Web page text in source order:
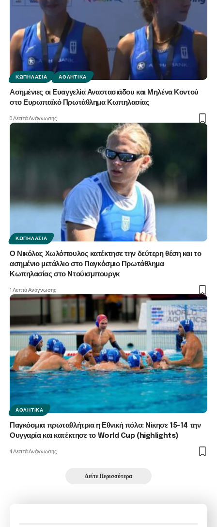
ΚΩΠΗΛΑΣΊΑ ΑΘΛΗΤΙΚΆ
Ασημένιες οι Ευαγγελία Αναστασιάδου και Μηλένα Κοντού
στο Ευρωπαϊκό Πρωτάθλημα Κωπηλασίας
0 Λεπτά Ανάγνωσης
ΚΩΠΗΛΑΣΊΑ
Ο Νικόλας Χωλόπουλος κατέκτησε την δεύτερη θέση και το
ασημένιο μετάλλιο στο Παγκόσμιο Πρωτάθλημα
Κωπηλασίας στο Ντούισμπουργκ
1 Λεπτά Ανάγνωσης
ΑΘΛΗΤΙΚΆ
Παγκόσμια πρωταθλήτρια η Εθνική πόλο: Νίκησε 15-14 την
Ουγγαρία και κατέκτησε το World Cup (highlights)
4 Λεπτά Ανάγνωσης
Δείτε Περισσότερα